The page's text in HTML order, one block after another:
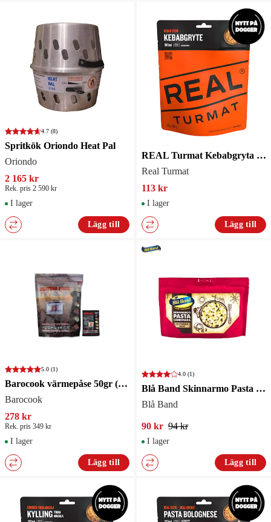
4.7 (8)
Spritkök Oriondo Heat Pal
Oriondo
2 165 kr
Rek. pris 2 590 kr
I lager
Lägg till
REAL Turmat Kebabgryta - Gryta
Real Turmat
113 kr
I lager
Lägg till
5.0 (1)
Barocook värmepåse 50gr (10 per påse)
Barocook
278 kr
Rek. pris 349 kr
I lager
Lägg till
4.0 (1)
Blå Band Skinnarmo Pasta Carbonara
Blå Band
90 kr 94 kr
I lager
Lägg till